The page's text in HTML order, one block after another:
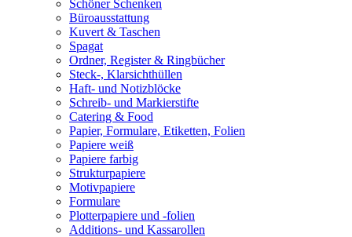
Schöner Schenken
Büroausstattung
Kuvert & Taschen
Spagat
Ordner, Register & Ringbücher
Steck-, Klarsichthüllen
Haft- und Notizblöcke
Schreib- und Markierstifte
Catering & Food
Papier, Formulare, Etiketten, Folien
Papiere weiß
Papiere farbig
Strukturpapiere
Motivpapiere
Formulare
Plotterpapiere und -folien
Additions- und Kassarollen